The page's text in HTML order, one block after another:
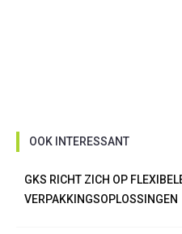
OOK INTERESSANT
GKS RICHT ZICH OP
VERPAKKINGSOPLOSSINGEN